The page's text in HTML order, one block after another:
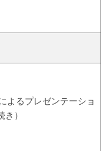
るプレゼンテーショ
き）